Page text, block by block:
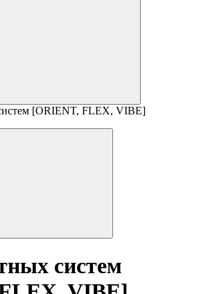
[ORIENT, FLEX, VIBE]
систем